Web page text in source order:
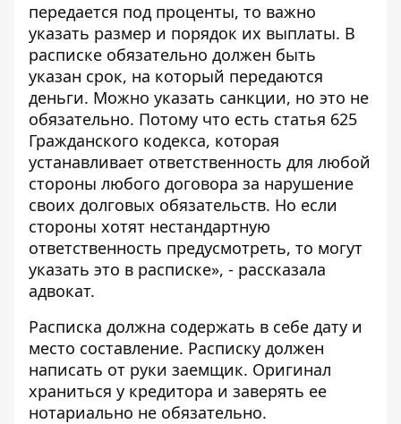
передается под проценты, то важно
указать размер и порядок их выплаты. В
расписке обязательно должен быть
указан срок, на который передаются
деньги. Можно указать санкции, но это не
обязательно. Потому что есть статья 625
Гражданского кодекса, которая
устанавливает ответственность для любой
стороны любого договора за нарушение
своих долговых обязательств. Но если
стороны хотят нестандартную
ответственность предусмотреть, то могут
указать это в расписке», - рассказала
адвокат.
Расписка должна содержать в себе дату и
место составление. Расписку должен
написать от руки заемщик. Оригинал
храниться у кредитора и заверять ее
нотариально не обязательно.